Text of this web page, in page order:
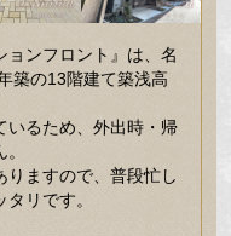
ョンフロント』は、名
築の13階建て築浅高
いるため、外出時・帰
りますので、普段忙し
リです。